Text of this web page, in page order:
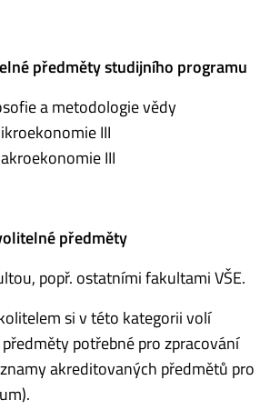
předměty studijního programu
a metodologie vědy
III
III
předměty
popř. ostatními fakultami VŠE.
si v této kategorii volí
potřebné pro zpracování
akreditovaných předmětů pro